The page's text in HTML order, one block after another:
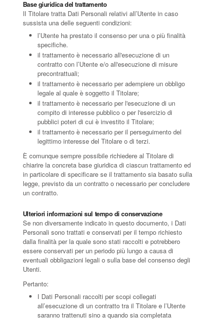
Base giuridica del trattamento
Il Titolare tratta Dati Personali relativi all’Utente in caso
sussista una delle seguenti condizioni:
l’Utente ha prestato il consenso per una o più finalità
specifiche.
il trattamento è necessario all'esecuzione di un
contratto con l’Utente e/o all'esecuzione di misure
precontrattuali;
il trattamento è necessario per adempiere un obbligo
legale al quale è soggetto il Titolare;
il trattamento è necessario per l'esecuzione di un
compito di interesse pubblico o per l'esercizio di
pubblici poteri di cui è investito il Titolare;
il trattamento è necessario per il perseguimento del
legittimo interesse del Titolare o di terzi.
È comunque sempre possibile richiedere al Titolare di
chiarire la concreta base giuridica di ciascun trattamento ed
in particolare di specificare se il trattamento sia basato sulla
legge, previsto da un contratto o necessario per concludere
un contratto.
Ulteriori informazioni sul tempo di conservazione
Se non diversamente indicato in questo documento, i Dati
Personali sono trattati e conservati per il tempo richiesto
dalla finalità per la quale sono stati raccolti e potrebbero
essere conservati per un periodo più lungo a causa di
eventuali obbligazioni legali o sulla base del consenso degli
Utenti.
Pertanto:
I Dati Personali raccolti per scopi collegati
all’esecuzione di un contratto tra il Titolare e l’Utente
saranno trattenuti sino a quando sia completata